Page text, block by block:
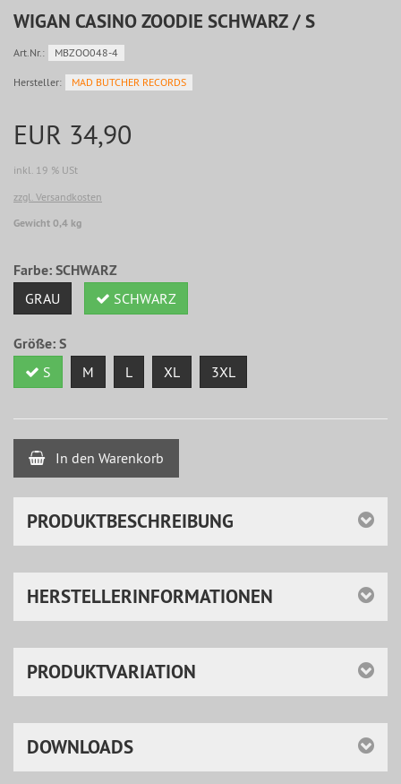
WIGAN CASINO ZOODIE SCHWARZ / S
Art.Nr.: MBZOO048-4
Hersteller: MAD BUTCHER RECORDS
EUR 34,90
inkl. 19 % USt
zzgl. Versandkosten
Gewicht 0,4 kg
Farbe:SCHWARZ
GRAU SCHWARZ
Größe:S
S M L XL 3XL
In den Warenkorb
PRODUKTBESCHREIBUNG
HERSTELLERINFORMATIONEN
PRODUKTVARIATION
DOWNLOADS